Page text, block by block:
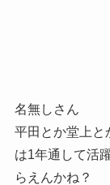
名無しさん
平田とか堂上と
は1年通して活
らえんかね？